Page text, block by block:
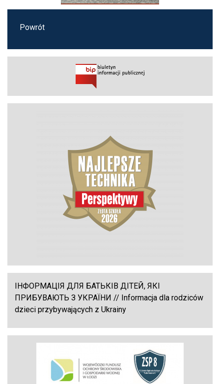
Powrót
ІНФОРМАЦІЯ ДЛЯ БАТЬКІВ ДІТЕЙ, ЯКІ
ПРИБУВАЮТЬ З УКРАЇНИ // Informacja dla rodziców
dzieci przybywających z Ukrainy